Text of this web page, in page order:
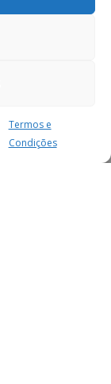
Termos e
Condições